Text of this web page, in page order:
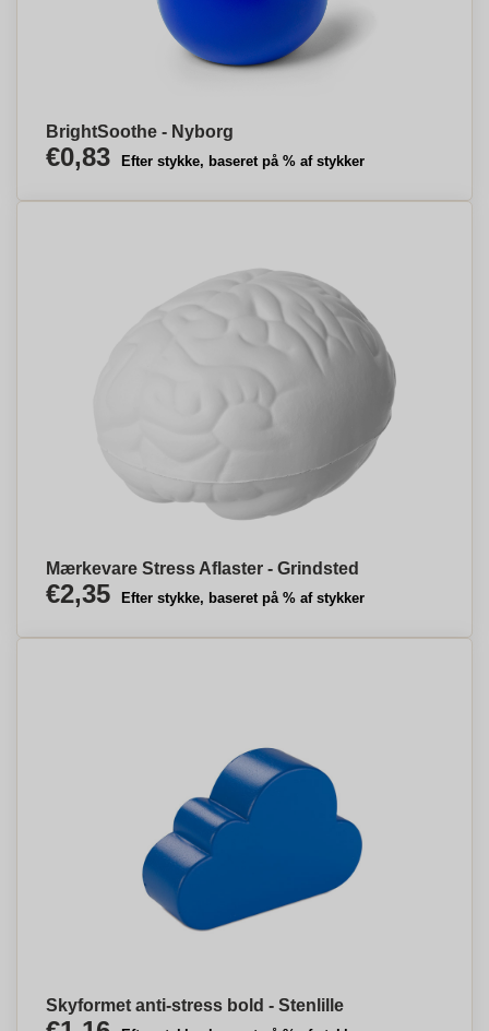
BrightSoothe - Nyborg
€0,83 Efter stykke, baseret på % af stykker
Mærkevare Stress Aflaster - Grindsted
€2,35 Efter stykke, baseret på % af stykker
Skyformet anti-stress bold - Stenlille